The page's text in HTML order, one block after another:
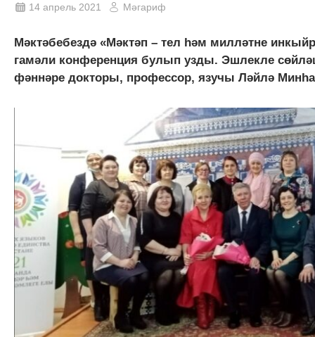
14 апрель 2021 Мәгариф
Мәктәбебездә «Мәктәп – тел һәм милләтне
гамәли конференция булып узды. Эшлекле
фәннәре докторы, профессор, язучы Ләйлә